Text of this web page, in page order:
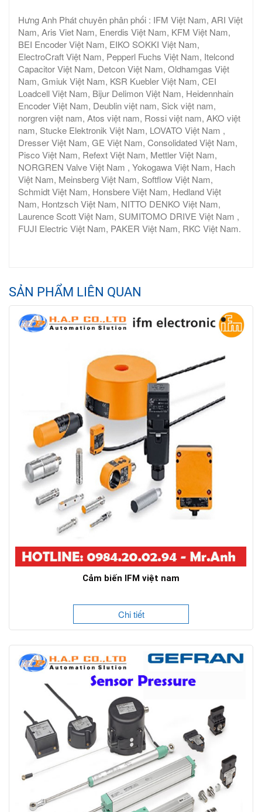
Hưng Anh Phát chuyên phân phối : IFM Việt Nam, ARI Việt
Nam, Aris Viet Nam, Enerdis Việt Nam, KFM Việt Nam,
BEI Encoder Việt Nam, EIKO SOKKI Việt Nam,
ElectroCraft Việt Nam, Pepperl Fuchs Việt Nam, Itelcond
Capacitor Việt Nam, Detcon Việt Nam, Oldhamgas Việt
Nam, Gmiuk Việt Nam, KSR Kuebler Việt Nam, CEI
Loadcell Việt Nam, Bijur Delimon Việt Nam, Heidennhain
Encoder Việt Nam, Deublin việt nam, Sick việt nam,
norgren việt nam, Atos việt nam, Rossi việt nam, AKO việt
nam, Stucke Elektronik Việt Nam, LOVATO Việt Nam ,
Dresser Việt Nam, GE Việt Nam, Consolidated Việt Nam,
Pisco Việt Nam, Refext Việt Nam, Mettler Việt Nam,
NORGREN Valve Việt Nam , Yokogawa Việt Nam, Hach
Việt Nam, Meinsberg Việt Nam, Softflow Việt Nam,
Schmidt Việt Nam, Honsbere Việt Nam, Hedland Việt
Nam, Hontzsch Việt Nam, NITTO DENKO Việt Nam,
Laurence Scott Việt Nam, SUMITOMO DRIVE Việt Nam ,
FUJI Electric Việt Nam, PAKER Việt Nam, RKC Việt Nam.
SẢN PHẨM LIÊN QUAN
Cảm biến IFM việt nam
Chi tiết